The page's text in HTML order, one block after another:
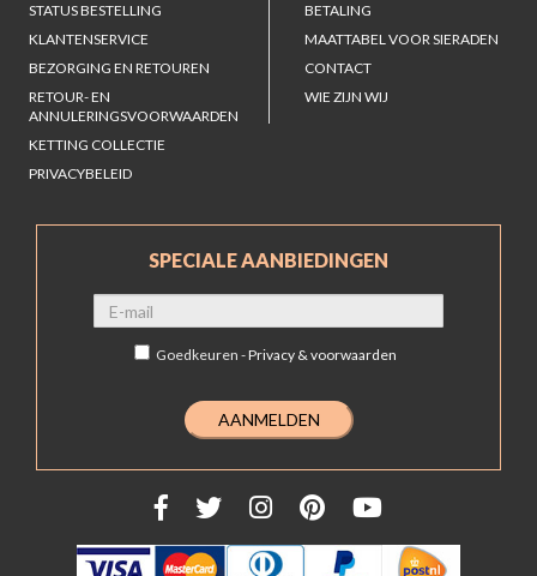
STATUS BESTELLING
KLANTENSERVICE
BEZORGING EN RETOUREN
RETOUR- EN
ANNULERINGSVOORWAARDEN
KETTING COLLECTIE
PRIVACYBELEID
BETALING
MAATTABEL VOOR SIERADEN
CONTACT
WIE ZIJN WIJ
SPECIALE AANBIEDINGEN
Goedkeuren -Privacy & voorwaarden